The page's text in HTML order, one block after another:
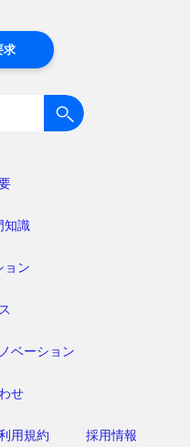
知識
ョン
ベーション
せ
用規約 採用情報
求